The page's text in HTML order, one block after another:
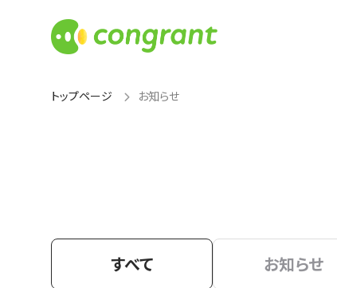
トップページ お知らせ
すべて お知らせ